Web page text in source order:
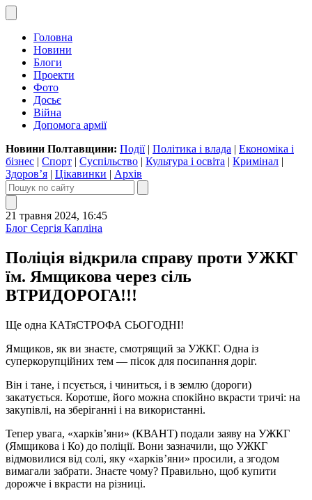
Головна
Новини
Блоги
Проекти
Фото
Досьє
Війна
Допомога армії
Новини Полтавщини: Події| Політика і влада | Економіка і
бізнес | Спорт | Суспільство | Культура і освіта | Кримінал |
Здоров’я | Цікавинки | Архів
21 травня 2024, 16:45
Блог Сергія Капліна
Поліція відкрила справу проти УЖКГ
їм. Ямщикова через сіль
ВТРИДОРОГА!!!
Ще одна КАТяСТРОФА СЬОГОДНІ!
Ямщиков, як ви знаєте, смотрящий за УЖКГ. Одна із
суперкорупційних тем — пісок для посипання доріг.
Він і тане, і псується, і чиниться, і в землю (дороги)
закатується. Коротше, його можна спокійно вкрасти тричі: на
закупівлі, на зберіганні і на використанні.
Тепер увага, «харків’яни» (КВАНТ) подали заяву на УЖКГ
(Ямщикова і Ко) до поліції. Вони зазначили, що УЖКГ
відмовилися від солі, яку «харків’яни» просили, а згодом
вимагали забрати. Знаєте чому? Правильно, щоб купити
дорожче і вкрасти на різниці.